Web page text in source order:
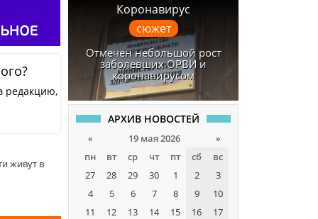
редакцию,
живут в
Коронавирус
сюжет
Отмечен небольшой рост
заболевших ОРВИ и
коронавирусом
АРХИВ НОВОСТЕЙ
« 19 мая 2026
»
пн
вт ср чт пт сб
вс
27
28 29 30 1 2
3
4
5 6 7 8 9
10
11
12 13 14 15 16
17